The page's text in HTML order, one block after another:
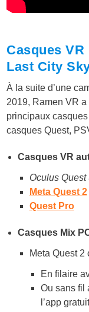
Casques
Last City
À la suite d’une
2019, Ramen VR
principaux
casques Quest,
Casques VR
Oculus Quest
Meta Quest 2
Quest Pro
Casques Mix
Meta Quest 2
En filaire
Ou sans fil
l’app